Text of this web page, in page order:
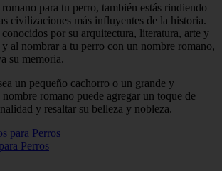
para tu perro, también estás rindiendo
civilizaciones más influyentes de la historia.
por su arquitectura, literatura, arte y
al nombrar a tu perro con un nombre romano,
su memoria.
un pequeño cachorro o un grande y
romano puede agregar un toque de
y resaltar su belleza y nobleza.
Perros